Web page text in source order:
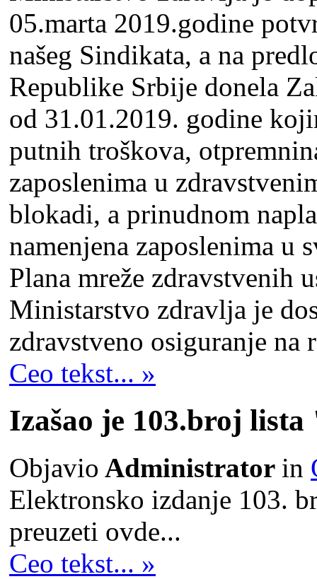
05.marta 2019.godine
našeg Sindikata, a na
Republike Srbije donela
od 31.01.2019. godine
putnih troškova,
zaposlenima u
blokadi, a prinudnom
namenjena zaposlenima u
Plana mreže zdravstvenih
Ministarstvo zdravlјa je
zdravstveno osiguranje na
Ceo tekst... »
Izašao je 103.broj
Objavio Administrator in
Elektronsko izdanje 103.
preuzeti ovde...
Ceo tekst... »